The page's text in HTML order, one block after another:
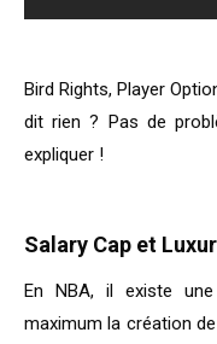
Bird Rights, Player
dit rien ? Pas de
expliquer !
Salary Cap et
En NBA, il existe
maximum la création